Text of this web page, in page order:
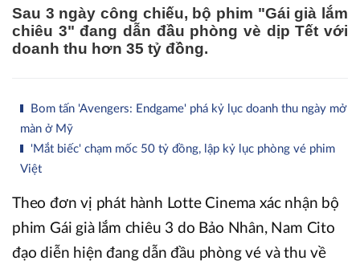
Sau 3 ngày công chiếu, bộ phim "Gái già lắm
chiêu 3" đang dẫn đầu phòng vè dịp Tết với
doanh thu hơn 35 tỷ đồng.
Bom tấn 'Avengers: Endgame' phá kỷ lục doanh thu ngày mở
màn ở Mỹ
'Mắt biếc' chạm mốc 50 tỷ đồng, lập kỷ lục phòng vé phim
Việt
Theo đơn vị phát hành Lotte Cinema xác nhận bộ
phim Gái già lắm chiêu 3 do Bảo Nhân, Nam Cito
đạo diễn hiện đang dẫn đầu phòng vé và thu về